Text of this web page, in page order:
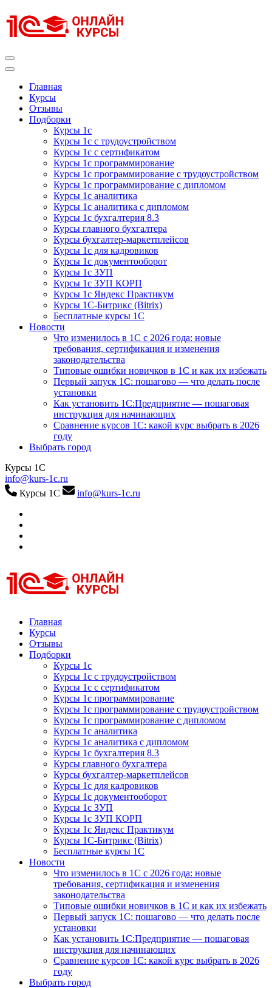
к
содержимому
Главная
Курсы
Отзывы
Подборки
Курсы 1с
Курсы 1с с трудоустройством
Курсы 1с с сертификатом
Курсы 1с программирование
Курсы 1с программирование с трудоустройством
Курсы 1с программирование с дипломом
Курсы 1с аналитика
Курсы 1с аналитика с дипломом
Курсы 1с бухгалтерия 8.3
Курсы главного бухгалтера
Курсы бухгалтер-маркетплейсов
Курсы 1с для кадровиков
Курсы 1с документооборот
Курсы 1с ЗУП
Курсы 1с ЗУП КОРП
Курсы 1с Яндекс Практикум
Курсы 1С-Битрикс (Bitrix)
Бесплатные курсы 1С
Новости
Что изменилось в 1С с 2026 года: новые
требования, сертификация и изменения
законодательства
Типовые ошибки новичков в 1С и как их избежать
Первый запуск 1С: пошагово — что делать после
установки
Как установить 1С:Предприятие — пошаговая
инструкция для начинающих
Сравнение курсов 1С: какой курс выбрать в 2026
году
Выбрать город
Курсы 1С
info@kurs-1c.ru
Курсы 1С
info@kurs-1c.ru
Курсы 1С
Курсы 1С официальная сертификация
Главная
Курсы
Отзывы
Подборки
Курсы 1с
Курсы 1с с трудоустройством
Курсы 1с с сертификатом
Курсы 1с программирование
Курсы 1с программирование с трудоустройством
Курсы 1с программирование с дипломом
Курсы 1с аналитика
Курсы 1с аналитика с дипломом
Курсы 1с бухгалтерия 8.3
Курсы главного бухгалтера
Курсы бухгалтер-маркетплейсов
Курсы 1с для кадровиков
Курсы 1с документооборот
Курсы 1с ЗУП
Курсы 1с ЗУП КОРП
Курсы 1с Яндекс Практикум
Курсы 1С-Битрикс (Bitrix)
Бесплатные курсы 1С
Новости
Что изменилось в 1С с 2026 года: новые
требования, сертификация и изменения
законодательства
Типовые ошибки новичков в 1С и как их избежать
Первый запуск 1С: пошагово — что делать после
установки
Как установить 1С:Предприятие — пошаговая
инструкция для начинающих
Сравнение курсов 1С: какой курс выбрать в 2026
году
Выбрать город